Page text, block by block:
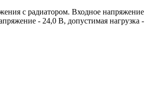
с радиатором. Входное напряжение
- 24,0 В, допустимая нагрузка -